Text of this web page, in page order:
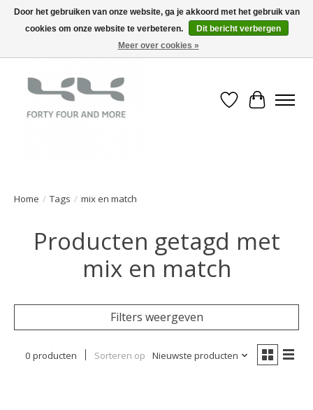
Verlanglijst
Home / Tags / mix en match
Producten getagd met
mix en match
Filters weergeven
0 producten Sorteren op Nieuwste producten
Door het gebruiken van onze website, ga je akkoord met het gebruik van
cookies om onze website te verbeteren.
Dit bericht verbergen
Meer over cookies »